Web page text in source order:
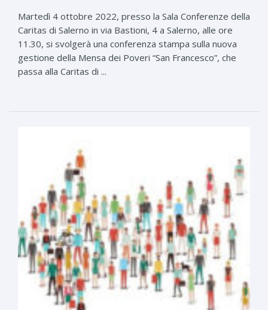
Martedì 4 ottobre 2022, presso la Sala Conferenze della
Caritas di Salerno in via Bastioni, 4 a Salerno, alle ore
11.30, si svolgerà una conferenza stampa sulla nuova
gestione della Mensa dei Poveri “San Francesco”, che
passa alla Caritas di ...